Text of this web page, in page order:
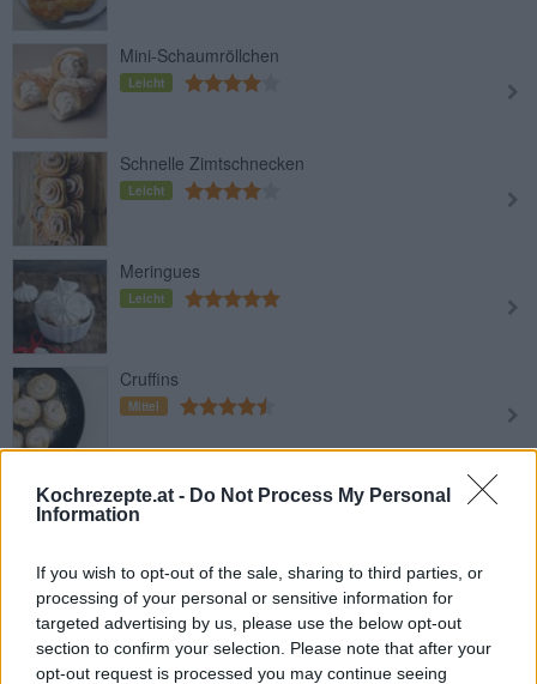
Kochrezepte.at - Do Not Process My Personal
Information
If you wish to opt-out of the sale, sharing to third parties, or
processing of your personal or sensitive information for
targeted advertising by us, please use the below opt-out
section to confirm your selection. Please note that after your
opt-out request is processed you may continue seeing
Mini-Schaumröllchen
Leicht
Schnelle Zimtschnecken
Leicht
Meringues
Leicht
Cruffins
Mittel
Funnel Cakes
Leicht
Cruffins mit Haselnusscreme
Leicht